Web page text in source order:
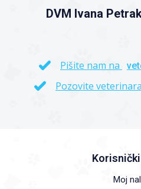
DVM Ivana
Pišite nam na
Pozovite
Moj